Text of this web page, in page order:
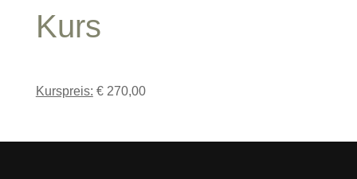
Kurs
Kurspreis: € 270,00